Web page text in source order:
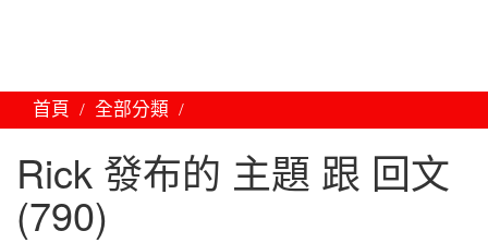
首頁 全部分類
Rick 發布的 主題 跟 回文
(790)